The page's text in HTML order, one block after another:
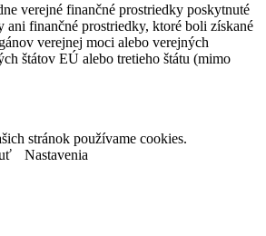
verejné finančné prostriedky poskytnuté
ani finančné prostriedky, ktoré boli získané
verejnej moci alebo verejných
štátov EÚ alebo tretieho štátu (mimo
stránok používame cookies.
Nastavenia